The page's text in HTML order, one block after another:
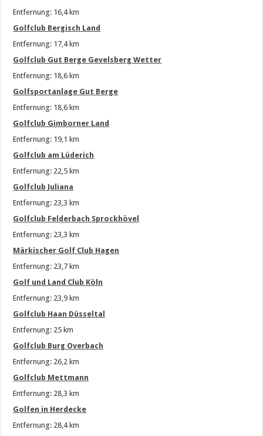
Entfernung: 16,4 km
Golfclub Bergisch Land
Entfernung: 17,4 km
Golfclub Gut Berge Gevelsberg Wetter
Entfernung: 18,6 km
Golfsportanlage Gut Berge
Entfernung: 18,6 km
Golfclub Gimborner Land
Entfernung: 19,1 km
Golfclub am Lüderich
Entfernung: 22,5 km
Golfclub Juliana
Entfernung: 23,3 km
Golfclub Felderbach Sprockhövel
Entfernung: 23,3 km
Märkischer Golf Club Hagen
Entfernung: 23,7 km
Golf und Land Club Köln
Entfernung: 23,9 km
Golfclub Haan Düsseltal
Entfernung: 25 km
Golfclub Burg Overbach
Entfernung: 26,2 km
Golfclub Mettmann
Entfernung: 28,3 km
Golfen in Herdecke
Entfernung: 28,4 km